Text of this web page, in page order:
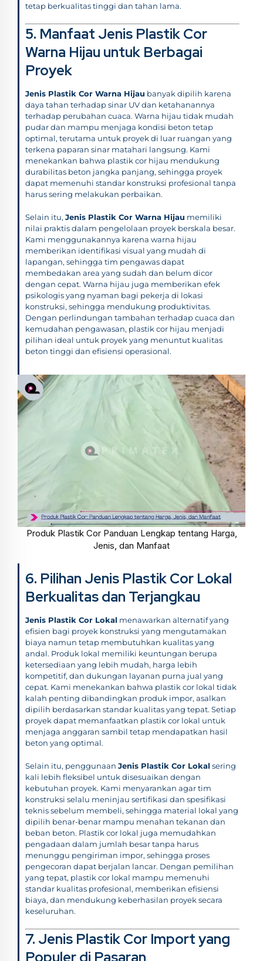
tetap berkualitas tinggi dan tahan lama.
5. Manfaat Jenis Plastik Cor
Warna Hijau untuk Berbagai
Proyek
Jenis Plastik Cor Warna Hijau banyak dipilih karena
daya tahan terhadap sinar UV dan ketahanannya
terhadap perubahan cuaca. Warna hijau tidak mudah
pudar dan mampu menjaga kondisi beton tetap
optimal, terutama untuk proyek di luar ruangan yang
terkena paparan sinar matahari langsung. Kami
menekankan bahwa plastik cor hijau mendukung
durabilitas beton jangka panjang, sehingga proyek
dapat memenuhi standar konstruksi profesional tanpa
harus sering melakukan perbaikan.
Selain itu, Jenis Plastik Cor Warna Hijau memiliki
nilai praktis dalam pengelolaan proyek berskala besar.
Kami menggunakannya karena warna hijau
memberikan identifikasi visual yang mudah di
lapangan, sehingga tim pengawas dapat
membedakan area yang sudah dan belum dicor
dengan cepat. Warna hijau juga memberikan efek
psikologis yang nyaman bagi pekerja di lokasi
konstruksi, sehingga mendukung produktivitas.
Dengan perlindungan tambahan terhadap cuaca dan
kemudahan pengawasan, plastik cor hijau menjadi
pilihan ideal untuk proyek yang menuntut kualitas
beton tinggi dan efisiensi operasional.
Produk Plastik Cor Panduan Lengkap tentang Harga,
Jenis, dan Manfaat
6. Pilihan Jenis Plastik Cor Lokal
Berkualitas dan Terjangkau
Jenis Plastik Cor Lokal menawarkan alternatif yang
efisien bagi proyek konstruksi yang mengutamakan
biaya namun tetap membutuhkan kualitas yang
andal. Produk lokal memiliki keuntungan berupa
ketersediaan yang lebih mudah, harga lebih
kompetitif, dan dukungan layanan purna jual yang
cepat. Kami menekankan bahwa plastik cor lokal tidak
kalah penting dibandingkan produk impor, asalkan
dipilih berdasarkan standar kualitas yang tepat. Setiap
proyek dapat memanfaatkan plastik cor lokal untuk
menjaga anggaran sambil tetap mendapatkan hasil
beton yang optimal.
Selain itu, penggunaan Jenis Plastik Cor Lokal sering
kali lebih fleksibel untuk disesuaikan dengan
kebutuhan proyek. Kami menyarankan agar tim
konstruksi selalu meninjau sertifikasi dan spesifikasi
teknis sebelum membeli, sehingga material lokal yang
dipilih benar-benar mampu menahan tekanan dan
beban beton. Plastik cor lokal juga memudahkan
pengadaan dalam jumlah besar tanpa harus
menunggu pengiriman impor, sehingga proses
pengecoran dapat berjalan lancar. Dengan pemilihan
yang tepat, plastik cor lokal mampu memenuhi
standar kualitas profesional, memberikan efisiensi
biaya, dan mendukung keberhasilan proyek secara
keseluruhan.
7. Jenis Plastik Cor Import yang
Populer di Pasaran